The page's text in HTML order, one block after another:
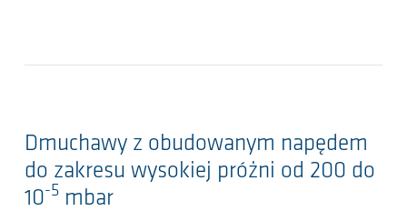
Dmuchawy z obudowanym napędem
do zakresu wysokiej próżni od 200 do
10-5 mbar